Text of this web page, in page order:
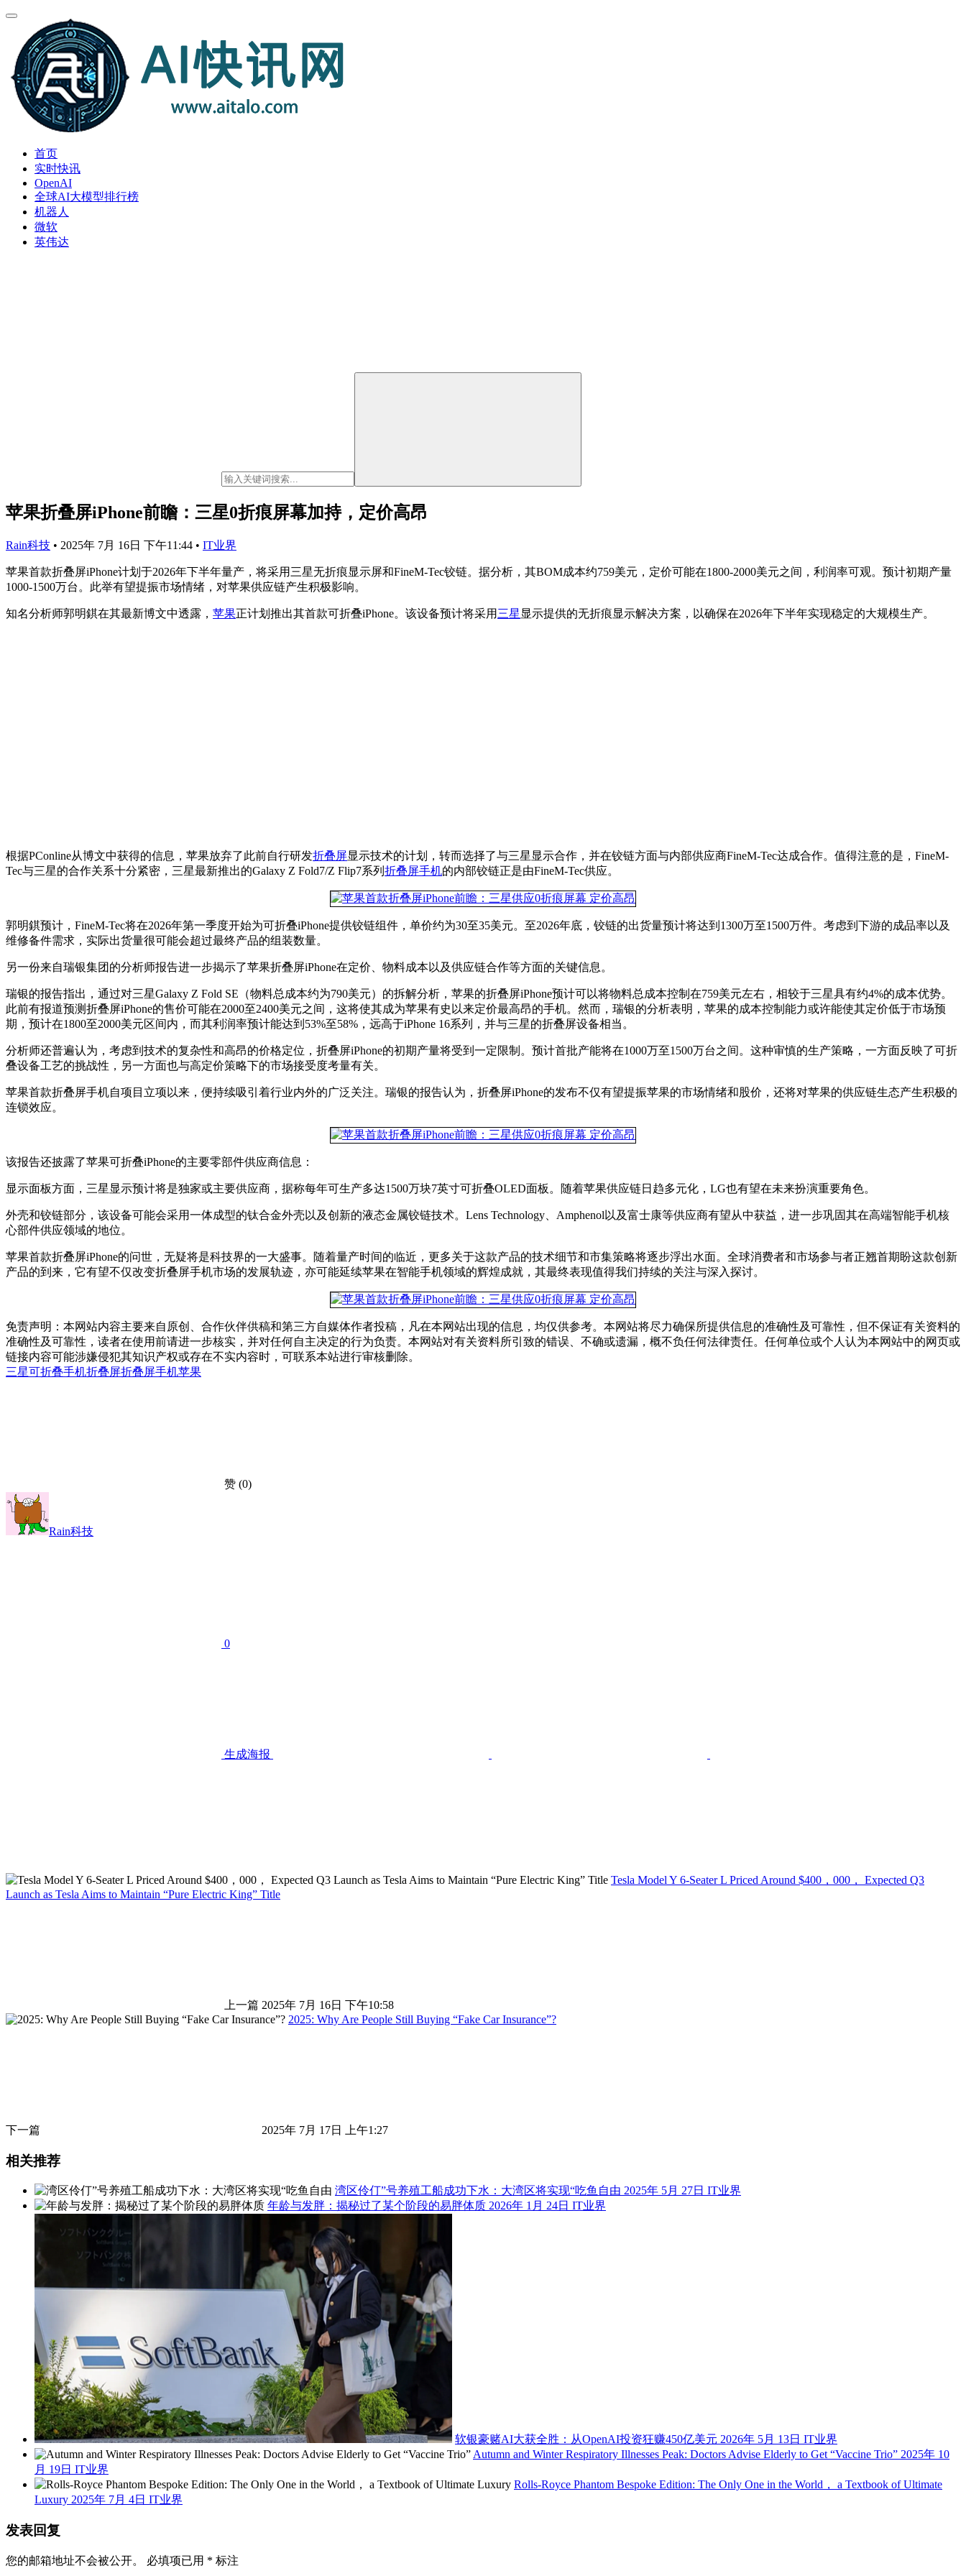
首页
实时快讯
OpenAI
全球AI大模型排行榜
机器人
微软
英伟达
苹果折叠屏iPhone前瞻：三星0折痕屏幕加持，定价高昂
Rain科技 • 2025年 7月 16日 下午11:44 • IT业界
苹果首款折叠屏iPhone计划于2026年下半年量产，将采用三星无折痕显示屏和FineM-Tec铰链。据分析，其BOM成本约759美元，定价可能在1800-2000美元之间，利润率可观。预计初期产量
1000-1500万台。此举有望提振市场情绪，对苹果供应链产生积极影响。
知名分析师郭明錤在其最新博文中透露， 苹果正计划推出其首款可折叠iPhone。该设备预计将采用 三星 显示提供的无折痕显示解决方案，以确保在2026年下半年实现稳定的大规模生产。
根据PConline从博文中获得的信息，苹果放弃了此前自行研发折叠屏显示技术的计划，转而选择了与三星显示合作，并在铰链方面与内部供应商FineM-Tec达成合作。值得注意的是，FineM-
Tec与三星的合作关系十分紧密，三星最新推出的Galaxy Z Fold7/Z Flip7系列 折叠屏手机的内部铰链正是由FineM-Tec供应。
郭明錤预计，FineM-Tec将在2026年第一季度开始为可折叠iPhone提供铰链组件，单价约为30至35美元。至2026年底，铰链的出货量预计将达到1300万至1500万件。考虑到下游的成品率以及
维修备件需求，实际出货量很可能会超过最终产品的组装数量。
另一份来自瑞银集团的分析师报告进一步揭示了苹果折叠屏iPhone在定价、物料成本以及供应链合作等方面的关键信息。
瑞银的报告指出，通过对三星Galaxy Z Fold SE（物料总成本约为790美元）的拆解分析，苹果的折叠屏iPhone预计可以将物料总成本控制在759美元左右，相较于三星具有约4%的成本优势。
此前有报道预测折叠屏iPhone的售价可能在2000至2400美元之间，这将使其成为苹果有史以来定价最高昂的手机。然而，瑞银的分析表明，苹果的成本控制能力或许能使其定价低于市场预
期，预计在1800至2000美元区间内，而其利润率预计能达到53%至58%，远高于iPhone 16系列，并与三星的折叠屏设备相当。
分析师还普遍认为，考虑到技术的复杂性和高昂的价格定位，折叠屏iPhone的初期产量将受到一定限制。预计首批产能将在1000万至1500万台之间。这种审慎的生产策略，一方面反映了可折
叠设备工艺的挑战性，另一方面也与高定价策略下的市场接受度考量有关。
苹果首款折叠屏手机自项目立项以来，便持续吸引着行业内外的广泛关注。瑞银的报告认为，折叠屏iPhone的发布不仅有望提振苹果的市场情绪和股价，还将对苹果的供应链生态产生积极的
连锁效应。
该报告还披露了苹果可折叠iPhone的主要零部件供应商信息：
显示面板方面，三星显示预计将是独家或主要供应商，据称每年可生产多达1500万块7英寸可折叠OLED面板。随着苹果供应链日趋多元化，LG也有望在未来扮演重要角色。
外壳和铰链部分，该设备可能会采用一体成型的钛合金外壳以及创新的液态金属铰链技术。Lens Technology、Amphenol以及富士康等供应商有望从中获益，进一步巩固其在高端智能手机核
心部件供应领域的地位。
苹果首款折叠屏iPhone的问世，无疑将是科技界的一大盛事。随着量产时间的临近，更多关于这款产品的技术细节和市集策略将逐步浮出水面。全球消费者和市场参与者正翘首期盼这款创新
产品的到来，它有望不仅改变折叠屏手机市场的发展轨迹，亦可能延续苹果在智能手机领域的辉煌成就，其最终表现值得我们持续的关注与深入探讨。
免责声明：本网站内容主要来自原创、合作伙伴供稿和第三方自媒体作者投稿，凡在本网站出现的信息，均仅供参考。本网站将尽力确保所提供信息的准确性及可靠性，但不保证有关资料的
准确性及可靠性，读者在使用前请进一步核实，并对任何自主决定的行为负责。本网站对有关资料所引致的错误、不确或遗漏，概不负任何法律责任。任何单位或个人认为本网站中的网页或
链接内容可能涉嫌侵犯其知识产权或存在不实内容时，可联系本站进行审核删除。
三星可折叠手机折叠屏折叠屏手机苹果
赞 (0)
Rain科技
0
生成海报
Tesla Model Y 6-Seater L Priced Around $400，000， Expected Q3
Launch as Tesla Aims to Maintain “Pure Electric King” Title
上一篇 2025年 7月 16日 下午10:58
2025: Why Are People Still Buying “Fake Car Insurance”?
下一篇 2025年 7月 17日 上午1:27
相关推荐
湾区伶仃”号养殖工船成功下水：大湾区将实现“吃鱼自由 2025年 5月 27日 IT业界
年龄与发胖：揭秘过了某个阶段的易胖体质 2026年 1月 24日 IT业界
软银豪赌AI大获全胜：从OpenAI投资狂赚450亿美元 2026年 5月 13日 IT业界
Autumn and Winter Respiratory Illnesses Peak: Doctors Advise Elderly to Get “Vaccine Trio” 2025年 10
月 19日 IT业界
Rolls-Royce Phantom Bespoke Edition: The Only One in the World， a Textbook of Ultimate
Luxury 2025年 7月 4日 IT业界
发表回复
您的邮箱地址不会被公开。 必填项已用 * 标注